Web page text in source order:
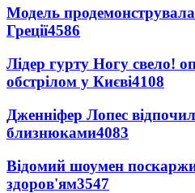
Модель
Греції4586
Лідер гурту Ногу свело!
обстрілом у Києві4108
Дженніфер Лопес
близнюками4083
Відомий шоумен
здоров'ям3547